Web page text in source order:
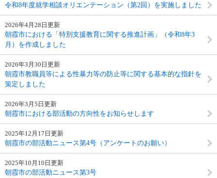
令和8年度就学相談オリエンテーション（第2回）を実施しました
2026年4月28日更新
朝霞市における「特別支援教育に関する推進計画」（令和8年3
月）を作成しました
2026年3月30日更新
朝霞市教職員等による性暴力等の防止等に関する基本的な指針を
策定しました
2026年3月5日更新
朝霞市における部活動の方向性をお知らせします
2025年12月17日更新
朝霞市の部活動ニュース第4号（アンケートのお願い）
2025年10月10日更新
朝霞市の部活動ニュース第3号